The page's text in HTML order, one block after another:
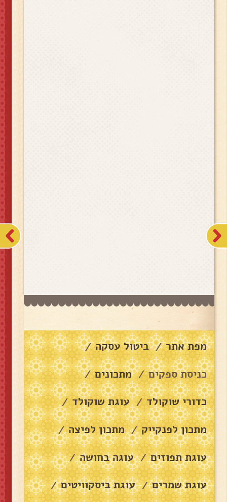
מפת אתר / ביטול עסקה /
כניסת ספקים / מתכונים /
כדורי שוקולד / עוגת שוקולד /
מתכון לפנקייק / מתכון לפיצה /
עוגת תפוזים / עוגה בחושה /
עוגת שמרים / עוגת ביסקוויטים /